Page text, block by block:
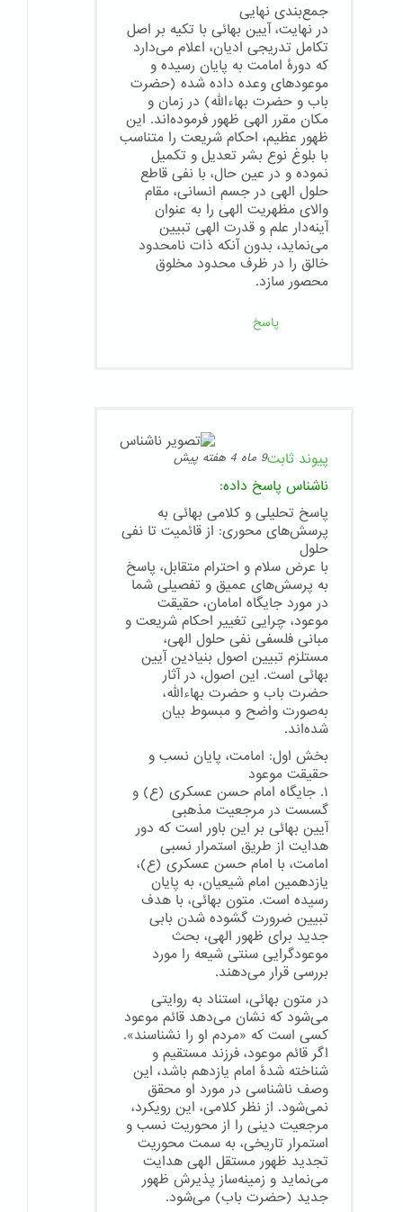
جمع‌بندی نهایی
در نهایت، آیین بهائی با تکیه بر اصل
تکامل تدریجی ادیان، اعلام می‌دارد
که دورهٔ امامت به پایان رسیده و
موعودهای وعده داده شده (حضرت
باب و حضرت بهاءالله) در زمان و
مکان مقرر الهی ظهور فرموده‌اند. این
ظهور عظیم، احکام شریعت را متناسب
با بلوغ نوع بشر تعدیل و تکمیل
نموده و در عین حال، با نفی قاطع
حلول الهی در جسم انسانی، مقام
والای مظهریت الهی را به عنوان
آینه‌دار علم و قدرت الهی تبیین
می‌نماید، بدون آنکه ذات نامحدود
خالق را در ظرف محدود مخلوق
محصور سازد.
پاسخ
پیوند ثابت9 ماه 4 هفته پیش
ناشناس پاسخ داده:
پاسخ تحلیلی و کلامی بهائی به
پرسش‌های محوری: از قائمیت تا نفی
حلول
با عرض سلام و احترام متقابل، پاسخ
به پرسش‌های عمیق و تفصیلی شما
در مورد جایگاه امامان، حقیقت
موعود، چرایی تغییر احکام شریعت و
مبانی فلسفی نفی حلول الهی،
مستلزم تبیین اصول بنیادین آیین
بهائی است. این اصول، در آثار
حضرت باب و حضرت بهاءالله،
به‌صورت واضح و مبسوط بیان
شده‌اند.
بخش اول: امامت، پایان نسب و
حقیقت موعود
۱. جایگاه امام حسن عسکری (ع) و
گسست در مرجعیت مذهبی
آیین بهائی بر این باور است که دور
هدایت از طریق استمرار نسبی
امامت، با امام حسن عسکری (ع)،
یازدهمین امام شیعیان، به پایان
رسیده است. متون بهائی، با هدف
تبیین ضرورت گشوده شدن بابی
جدید برای ظهور الهی، بحث
موعودگرایی سنتی شیعه را مورد
بررسی قرار می‌دهند.
در متون بهائی، استناد به روایتی
می‌شود که نشان می‌دهد قائم موعود
کسی است که «مردم او را نشناسند».
اگر قائم موعود، فرزند مستقیم و
شناخته شدهٔ امام یازدهم باشد، این
وصف ناشناسی در مورد او محقق
نمی‌شود. از نظر کلامی، این رویکرد،
مرجعیت دینی را از محوریت نسب و
استمرار تاریخی، به سمت محوریت
تجدید ظهور مستقل الهی هدایت
می‌نماید و زمینه‌ساز پذیرش ظهور
جدید (حضرت باب) می‌شود.